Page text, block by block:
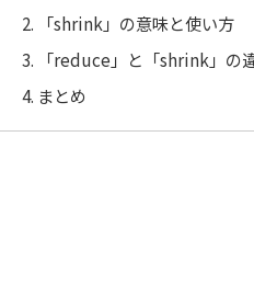
「shrink」の意味と使い方
「reduce」と「shrink」の
まとめ